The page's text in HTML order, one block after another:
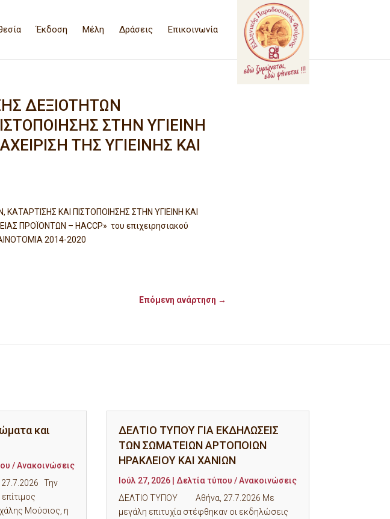
Έκδοση Μέλη Δράσεις Επικοινωνία
ΔΕΞΙΟΤΗΤΩΝ
ΣΤΗΝ ΥΓΙΕΙΝΗ
ΤΗΣ ΥΓΙΕΙΝΗΣ ΚΑΙ
ΚΑΙ ΠΙΣΤΟΠΟΙΗΣΗΣ ΣΤΗΝ ΥΓΙΕΙΝΗ ΚΑΙ
ΠΡΟΪΟΝΤΩΝ – HACCP» του επιχειρησιακού
2014-2020
Επόμενη ανάρτηση →
και
/ Ανακοινώσεις
Την
Μούσιος, η
ΔΕΛΤΙΟ ΤΥΠΟΥ ΓΙΑ ΕΚΔΗΛΩΣΕΙΣ
ΤΩΝ ΣΩΜΑΤΕΙΩΝ ΑΡΤΟΠΟΙΩΝ
ΗΡΑΚΛΕΙΟΥ ΚΑΙ ΧΑΝΙΩΝ
Ιούλ 27, 2026| Δελτία τύπου / Ανακοινώσεις
ΔΕΛΤΙΟ ΤΥΠΟΥ Αθήνα, 27.7.2026 Με
μεγάλη επιτυχία στέφθηκαν οι εκδηλώσεις